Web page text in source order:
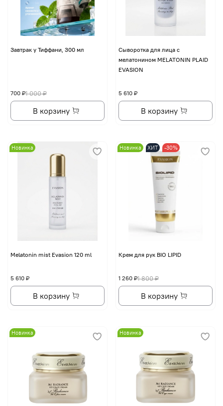
Завтрак у Тиффани, 300 мл
1 000 ₽
700 ₽
В корзину
Сыворотка для лица с
мелатонином MELATONIN PLAID
EVASION
5 610 ₽
В корзину
Новинка
Melatonin mist Evasion 120 ml
5 610 ₽
В корзину
Новинка ХИТ -30%
Крем для рук BIO LIPID
1 800 ₽
1 260 ₽
В корзину
Новинка Новинка